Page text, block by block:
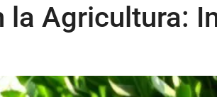
la Agricultura: